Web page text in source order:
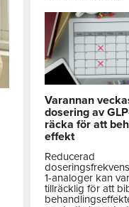
Varannan
dosering av
räcka för att
effekt
Reducerad
1-analoger kan
tillräcklig för att